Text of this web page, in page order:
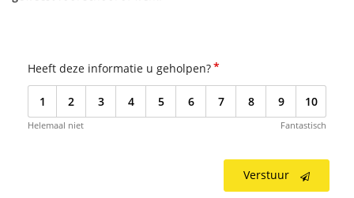
Heeft deze informatie u geholpen?*
1 2 3 4 5 6 7 8 9 10
Helemaal niet Fantastisch
Verstuur